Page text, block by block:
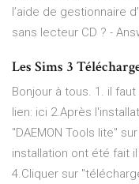
l’aide de gestionnaire
sans lecteur CD ? -
Les Sims 3
Bonjour à tous. 1. il
lien: ici 2.Après
"DAEMON Tools lite"
installation ont été fait
4.Cliquer sur